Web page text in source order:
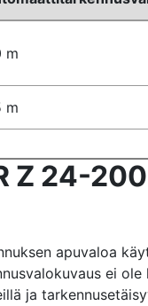
m
m
Z 24-
apuvaloa
ei ole
ja